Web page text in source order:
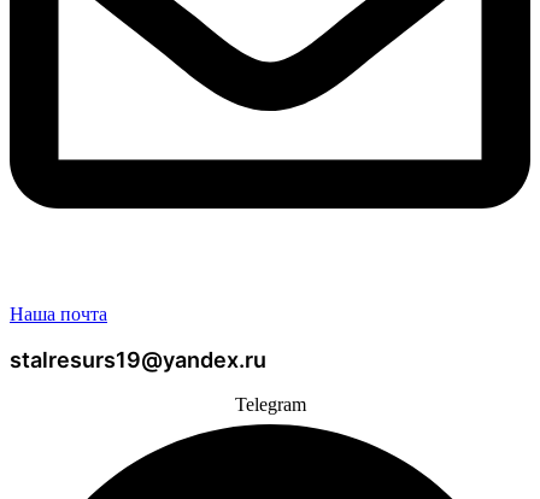
Наша почта
stalresurs19@yandex.ru
Telegram